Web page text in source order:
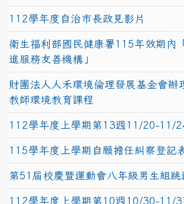
112學年度自治市長政見影片
衛生福利部國民健康署115年效期內
進服務友善機構」
財團法人人禾環境倫理發展基金會辦
教師環境教育課程
112學年度上學期第13週11/20-11/
115學年度上學期自願擔任糾察登記
第51屆校慶暨運動會八年級男生組跳
112學年度上學期第10週10/30-11/3